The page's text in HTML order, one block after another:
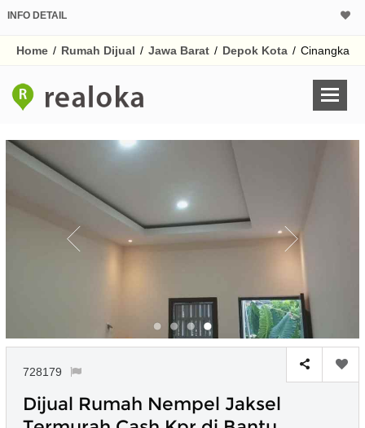
INFO DETAIL
Home / Rumah Dijual / Jawa Barat / Depok Kota / Cinangka
728179
Dijual Rumah Nempel Jaksel
Harga Rp
Untuk hasil simulasi
pada kotak-